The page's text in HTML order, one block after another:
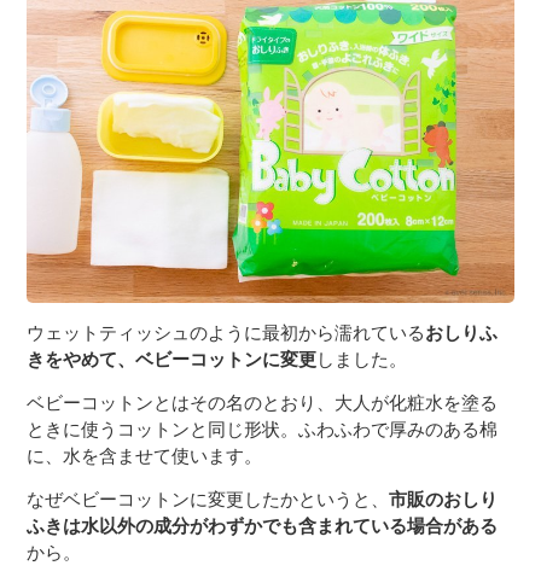
ウェットティッシュのように最初から濡れているおしりふ
きをやめて、ベビーコットンに変更しました。
ベビーコットンとはその名のとおり、大人が化粧水を塗る
ときに使うコットンと同じ形状。ふわふわで厚みのある棉
に、水を含ませて使います。
なぜベビーコットンに変更したかというと、市販のおしり
ふきは水以外の成分がわずかでも含まれている場合がある
から。